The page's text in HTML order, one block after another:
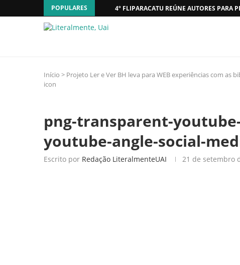
POPULARES 4º FLIPARACATU REÚNE AUTORES PARA
Início > Projeto Ler e Ver BH leva para WEB experiências com as
icon
png-transparent-
youtube-angle-social-
Escrito por Redação LiteralmenteUAI 21 de setembro